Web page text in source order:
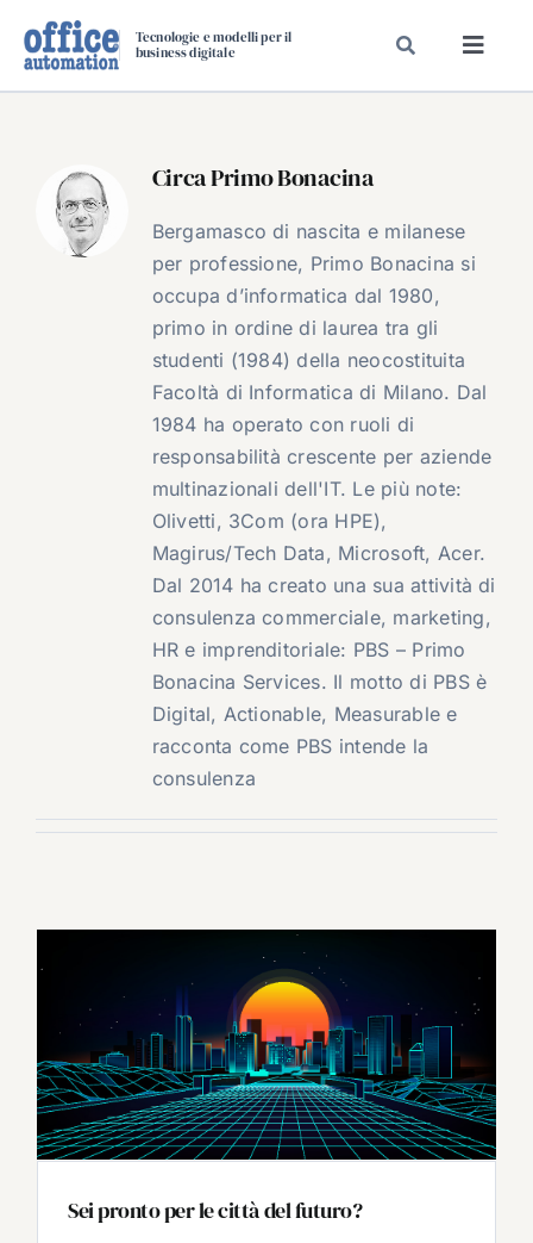
Tecnologie e modelli per il
business digitale
TAVOLE ROTONDE DI REDAZIONE
DAL MERCATO
CircaPrimo Bonacina
Bergamasco di nascita e milanese
per professione, Primo Bonacina si
occupa d’informatica dal 1980,
primo in ordine di laurea tra gli
studenti (1984) della neocostituita
Facoltà di Informatica di Milano. Dal
1984 ha operato con ruoli di
responsabilità crescente per aziende
multinazionali dell'IT. Le più note:
Olivetti, 3Com (ora HPE),
Magirus/Tech Data, Microsoft, Acer.
Dal 2014 ha creato una sua attività di
consulenza commerciale, marketing,
HR e imprenditoriale: PBS – Primo
Bonacina Services. Il motto di PBS è
Digital, Actionable, Measurable e
racconta come PBS intende la
consulenza
Sei pronto per le città del futuro?